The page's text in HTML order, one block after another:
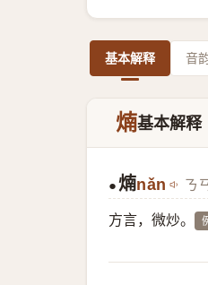
基本解释 音
煵基本解释
● 煵nǎn ㄋ
方言，微炒。